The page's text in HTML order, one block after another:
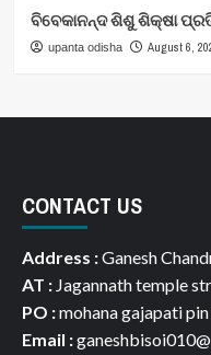
ବିବେକାନନ୍ଦ ଶିଶୁ ଶିକ୍ଷା
upanta odisha August 6,
CONTACT US
Address :Ganesh
AT : Jagannath temple
PO :mohana gajapati
Email :